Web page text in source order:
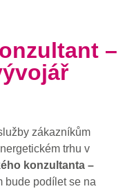
–
zákazníkům
trhu v
konzultanta –
bude podílet se na